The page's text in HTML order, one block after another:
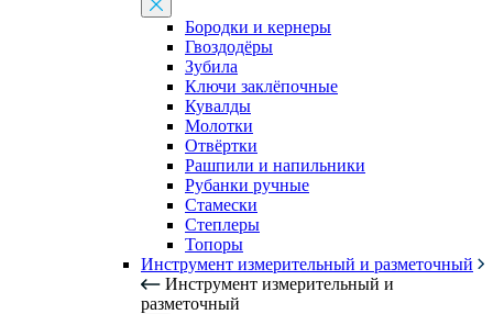
Бородки и кернеры
Гвоздодёры
Зубила
Ключи заклёпочные
Кувалды
Молотки
Отвёртки
Рашпили и напильники
Рубанки ручные
Стамески
Степлеры
Топоры
Инструмент измерительный и разметочный
Инструмент измерительный и
разметочный